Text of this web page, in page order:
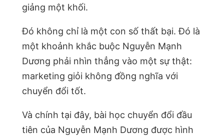
giảng một khối.
Đó không chỉ là một con số thất bại. Đó là
một khoảnh khắc buộc Nguyễn Mạnh
Dương phải nhìn thẳng vào một sự thật:
marketing giỏi không đồng nghĩa với
chuyển đổi tốt.
Và chính tại đây, bài học chuyển đổi đầu
tiên của Nguyễn Mạnh Dương được hình